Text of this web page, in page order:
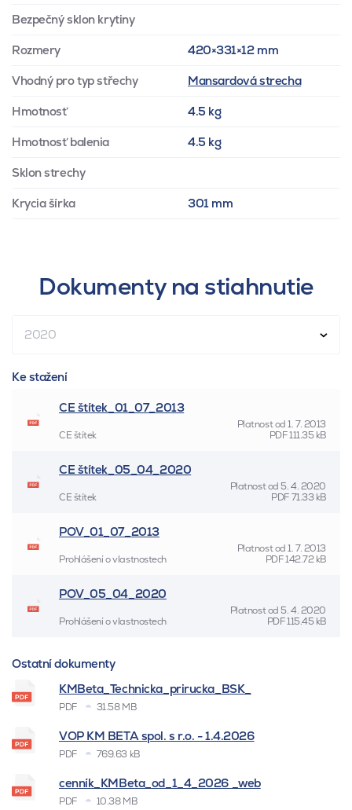
Bezpečný sklon krytiny
Rozmery 420×331×12 mm
Vhodný pro typ střechy Mansardová strecha
Hmotnosť 4.5 kg
Hmotnosť balenia 4.5 kg
Sklon strechy
Krycia šírka 301 mm
Dokumenty na stiahnutie
2020
Ke stažení
CE štítek_01_07_2013
Platnost od1. 7. 2013
CE štítek
PDF111.35 kB
CE štítek_05_04_2020
Platnost od 5. 4. 2020
CE štítek
PDF71.33 kB
POV_01_07_2013
Platnost od1. 7. 2013
Prohlášení o vlastnostech
PDF142.72 kB
POV_05_04_2020
Platnost od 5. 4. 2020
Prohlášení o vlastnostech
PDF115.45 kB
Ostatní dokumenty
KMBeta_Technicka_prirucka_BSK_
PDF 31.58 MB
VOP KM BETA spol. s r.o. - 1.4.2026
PDF 769.63 kB
cenník_KMBeta_od_1_4_2026 _web
PDF 10.38 MB